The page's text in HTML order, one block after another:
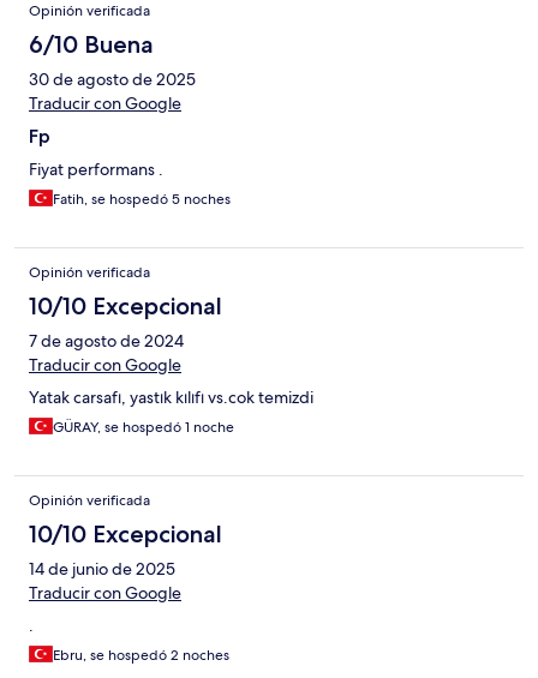
Opinión verificada
6/10 Buena
30 de agosto de 2025
Traducir con Google
Fp
Fiyat performans .
Fatih, se hospedó 5 noches
Opinión verificada
10/10 Excepcional
7 de agosto de 2024
Traducir con Google
Yatak carsafı, yastık kılıfı vs.cok temizdi
GÜRAY, se hospedó 1 noche
Opinión verificada
10/10 Excepcional
14 de junio de 2025
Traducir con Google
.
Ebru, se hospedó 2 noches